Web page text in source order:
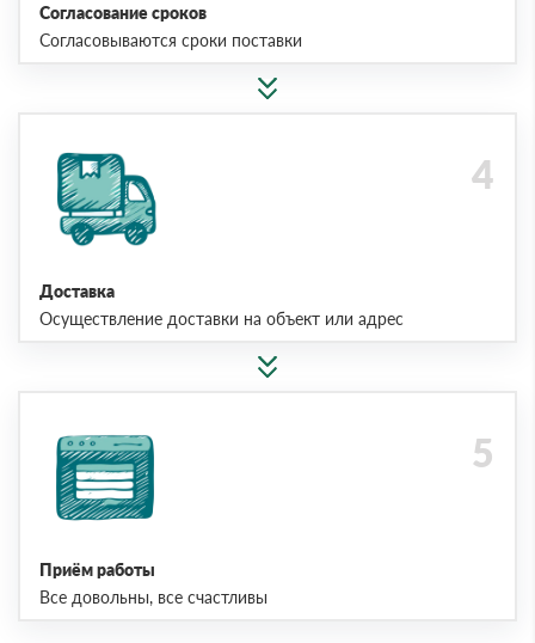
Согласование сроков
Согласовываются сроки поставки
Доставка
Осуществление доставки на объект или адрес
Приём работы
Все довольны, все счастливы